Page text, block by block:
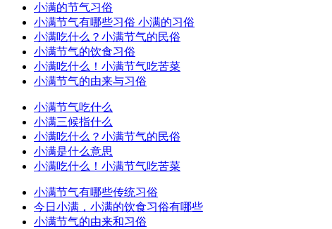
小满的节气习俗
小满节气有哪些习俗 小满的习俗
小满吃什么？小满节气的民俗
小满节气的饮食习俗
小满吃什么！小满节气吃苦菜
小满节气的由来与习俗
小满节气吃什么
小满三候指什么
小满吃什么？小满节气的民俗
小满是什么意思
小满吃什么！小满节气吃苦菜
小满节气有哪些传统习俗
今日小满，小满的饮食习俗有哪些
小满节气的由来和习俗